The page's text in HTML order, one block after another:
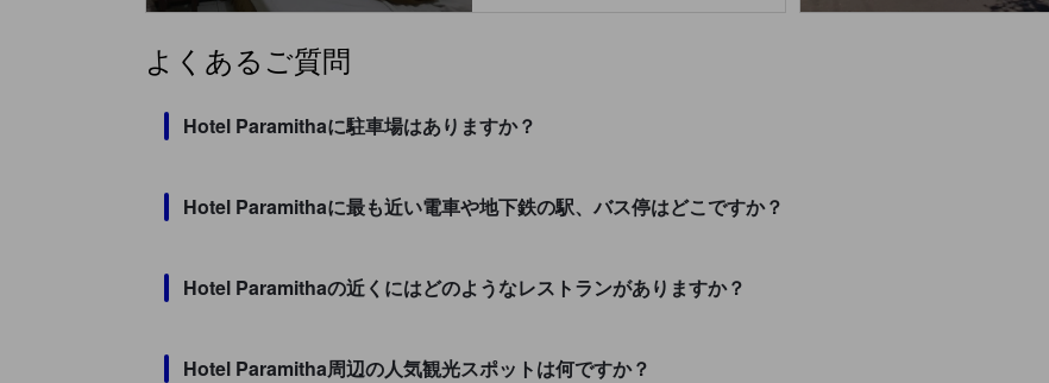
よくあるご質問
Hotel Paramithaに駐車場はありますか？
Hotel Paramithaに最も近い電車や地下鉄の駅、バス停はどこですか？
Hotel Paramithaの近くにはどのようなレストランがありますか？
Hotel Paramitha周辺の人気観光スポットは何ですか？